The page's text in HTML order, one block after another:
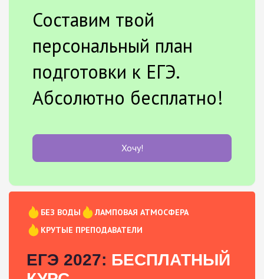
Составим твой
персональный план
подготовки к ЕГЭ.
Абсолютно бесплатно!
Хочу!
БЕЗ ВОДЫ
ЛАМПОВАЯ АТМОСФЕРА
КРУТЫЕ ПРЕПОДАВАТЕЛИ
ЕГЭ 2027: БЕСПЛАТНЫЙ